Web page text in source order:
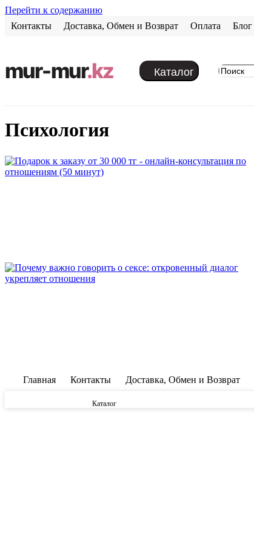
Перейти к содержанию
Контакты
Доставка, Обмен и Возврат Оплата Блог
mur-mur.kz Каталог
психология
Главная Контакты Доставка, Обмен и Возврат
Каталог